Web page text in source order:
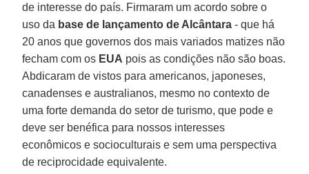
de interesse do país. Firmaram um acordo sobre o
uso da base de lançamento de Alcântara - que há
20 anos que governos dos mais variados matizes não
fecham com os EUA pois as condições não são boas.
Abdicaram de vistos para americanos, japoneses,
canadenses e australianos, mesmo no contexto de
uma forte demanda do setor de turismo, que pode e
deve ser benéfica para nossos interesses
econômicos e socioculturais e sem uma perspectiva
de reciprocidade equivalente.